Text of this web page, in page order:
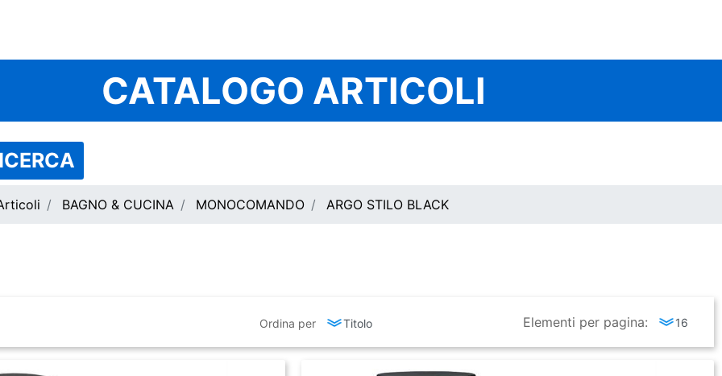
CATALOGO ARTICOLI
BAGNO & CUCINA MONOCOMANDO ARGO STILO BLACK
Ordina per Elementi per pagina: